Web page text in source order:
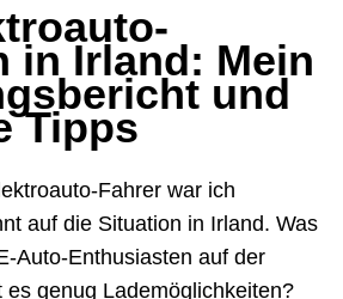
des Tages. Viele reisen
oder der bekannten
Irland. Im Juli und August zeigt
andere Seite: heller, lebendiger,
trocken – und gleichzeitig
völl...
in Irland: Mein
und
Tipps
Fahrer war ich
auf die Situation in Irland. Was
Auto-Enthusiasten auf der
es genug Lademöglichkeiten?